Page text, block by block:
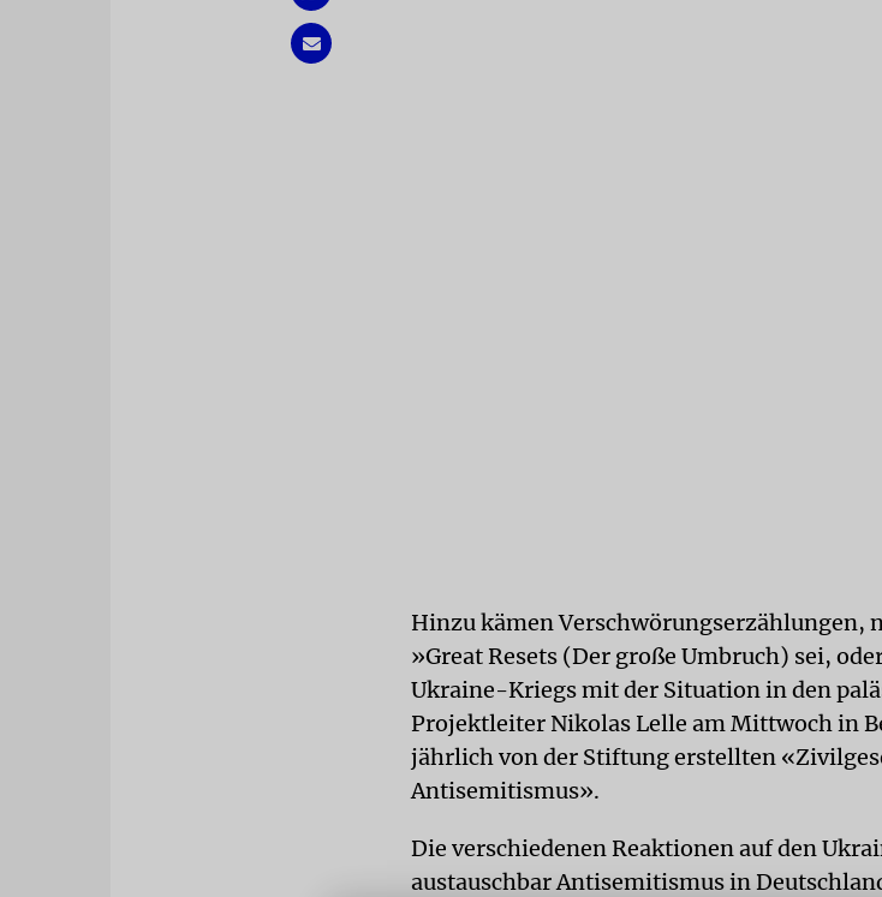
Hinzu kämen Verschwörungserzählungen,
»Great Resets (Der große Umbruch) sei,
Ukraine-Kriegs mit der Situation in den
Projektleiter Nikolas Lelle am Mittwoch in
jährlich von der Stiftung erstellten
Antisemitismus».
Die verschiedenen Reaktionen auf den
austauschbar Antisemitismus in